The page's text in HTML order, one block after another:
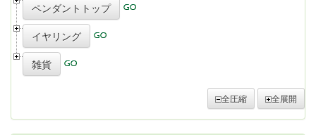
ペンダントトップ
イヤリング
雑貨
全圧縮 全展開